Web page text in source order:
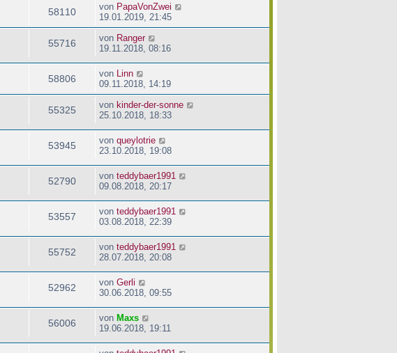
58110 von PapaVonZwei
19.01.2019, 21:45
55716 von Ranger
19.11.2018, 08:16
58806 von
Linn
09.11.2018, 14:19
55325 von kinder-der-sonne
25.10.2018, 18:33
53945 von queylotrie
23.10.2018, 19:08
52790 von teddybaer1991
09.08.2018, 20:17
53557 von teddybaer1991
03.08.2018, 22:39
55752 von teddybaer1991
28.07.2018, 20:08
52962 von Gerli
30.06.2018, 09:55
56006 von Maxs
19.06.2018, 19:11